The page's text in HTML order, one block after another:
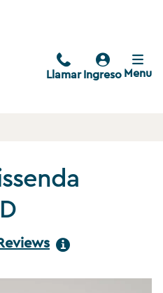
Llamar Ingreso Menu